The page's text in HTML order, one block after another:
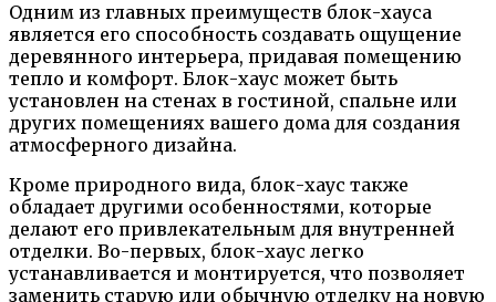
Одним из главных преимуществ блок-хауса
является его способность создавать ощущение
деревянного интерьера, придавая помещению
тепло и комфорт. Блок-хаус может быть
установлен на стенах в гостиной, спальне или
других помещениях вашего дома для создания
атмосферного дизайна.
Кроме природного вида, блок-хаус также
обладает другими особенностями, которые
делают его привлекательным для внутренней
отделки. Во-первых, блок-хаус легко
устанавливается и монтируется, что позволяет
заменить старую или обычную отделку на новую